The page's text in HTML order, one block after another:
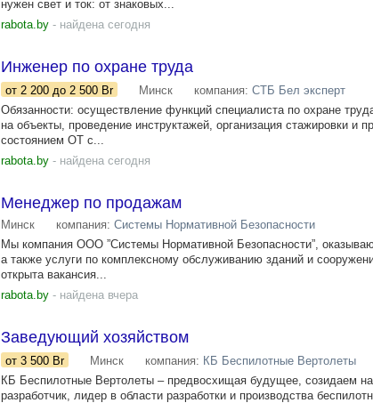
нужен свет и ток: от знаковых...
rabota.by - найдена сегодня
Инженер по охране труда
от 2 200 до 2 500 Br Минск компания: СТБ Бел эксперт
Обязанности: осуществление функций специалиста по охране
на объекты, проведение инструктажей, организация стажировки и
состоянием ОТ с...
rabota.by - найдена сегодня
Менеджер по продажам
Минск компания: Системы Нормативной Безопасности
Мы компания ООО ”Системы Нормативной Безопасности”,
а также услуги по комплексному обслуживанию зданий и
открыта вакансия...
rabota.by - найдена вчера
Заведующий хозяйством
от 3 500 Br Минск компания: КБ Беспилотные Вертолеты
КБ Беспилотные Вертолеты – предвосхищая будущее, созидаем
разработчик, лидер в области разработки и производства